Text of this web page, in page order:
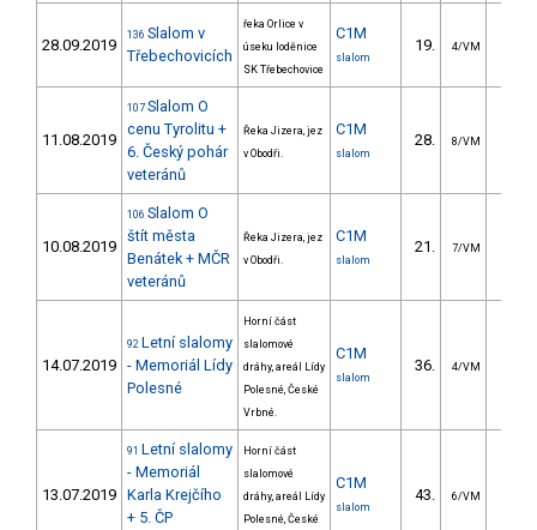
28.09.2019
136 Slalom v
Třebechovicích
řeka Orlice v
úseku loděnice
SK Třebechovice
C1M
slalom
19. 4/VM
11.08.2019
107 Slalom O
cenu Tyrolitu +
6. Český pohár
veteránů
Řeka Jizera, jez
v Obodři.
C1M
slalom
28. 8/VM
10.08.2019
106 Slalom O
štít města
Benátek + MČR
veteránů
Řeka Jizera, jez
v Obodři.
C1M
slalom
21. 7/VM
14.07.2019
92 Letní slalomy
- Memoriál Lídy
Polesné
Horní část
slalomové
dráhy, areál Lídy
Polesné, České
Vrbné.
C1M
slalom
36. 4/VM
13.07.2019
91 Letní slalomy
- Memoriál
Karla Krejčího
+ 5. ČP
Horní část
slalomové
dráhy, areál Lídy
Polesné, České
C1M
slalom
43. 6/VM